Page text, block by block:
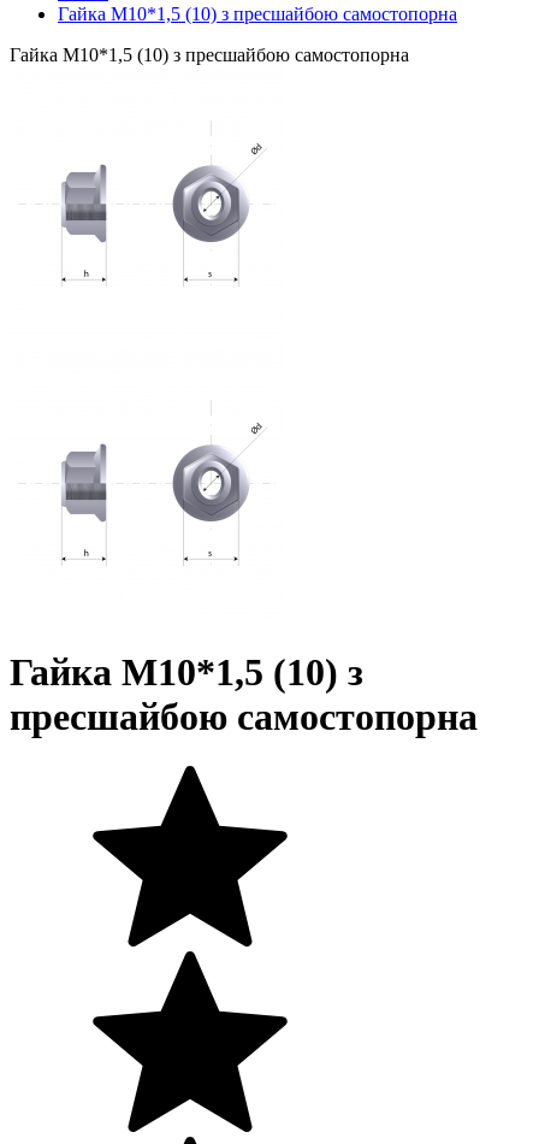
Гайка М10*1,5 (10) з пресшайбою самостопорна
Гайка М10*1,5 (10) з пресшайбою самостопорна
Гайка М10*1,5 (10) з
пресшайбою самостопорна